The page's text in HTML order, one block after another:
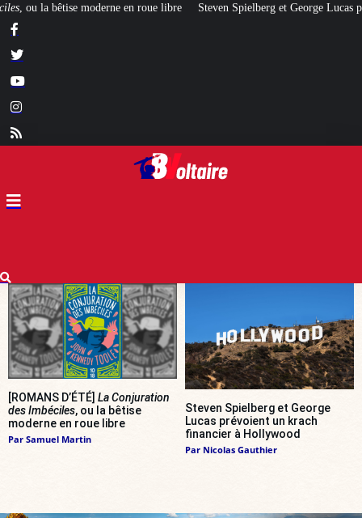
Steven Spielberg et George Lucas prévoient un krach financier à
[ROMANS D’ÉTÉ] La Conjuration
des Imbéciles, ou la bêtise
moderne en roue libre
Par Samuel Martin
Steven Spielberg et George
Lucas prévoient un krach
financier à Hollywood
Par Nicolas Gauthier